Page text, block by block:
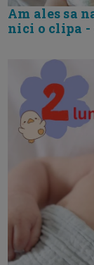
Am ales sa
nici o clipa